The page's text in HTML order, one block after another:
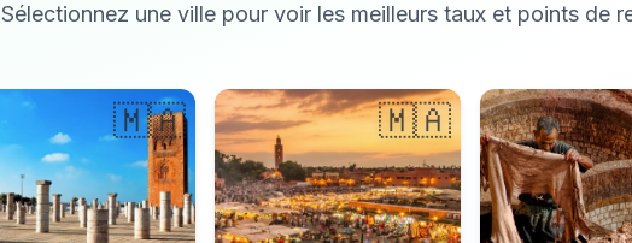
Sélectionnez une ville pour voir les meilleurs taux et points de
🇲🇦 🇲🇦